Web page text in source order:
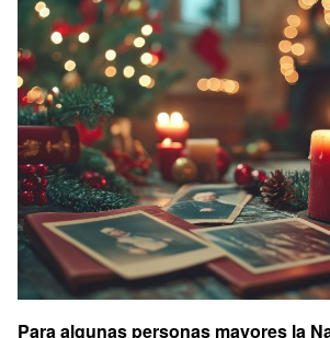
Para algunas personas mayores la